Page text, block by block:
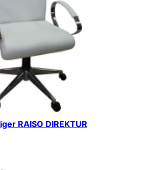
RAISO DIREKTUR